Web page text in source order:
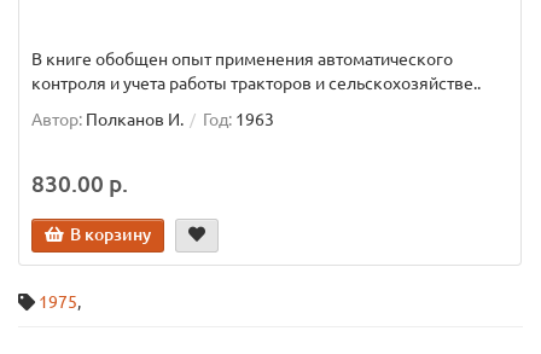
В книге обобщен опыт применения автоматического
контроля и учета работы тракторов и сельскохозяйстве..
Автор: Полканов И. Год: 1963
830.00 р.
В корзину
1975,